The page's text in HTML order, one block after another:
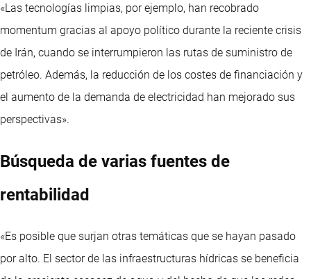
«Las tecnologías limpias, por ejemplo, han recobrado
momentum gracias al apoyo político durante la reciente crisis
de Irán, cuando se interrumpieron las rutas de suministro de
petróleo. Además, la reducción de los costes de financiación y
el aumento de la demanda de electricidad han mejorado sus
perspectivas».
Búsqueda de varias fuentes de
rentabilidad
«Es posible que surjan otras temáticas que se hayan pasado
por alto. El sector de las infraestructuras hídricas se beneficia